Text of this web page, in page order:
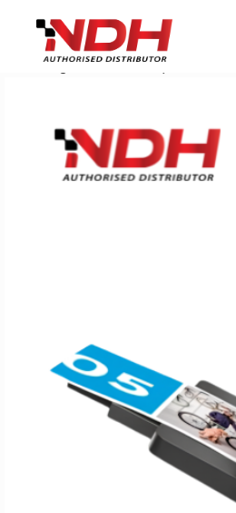
Trang chủ»Danh Mục Sản Phẩm